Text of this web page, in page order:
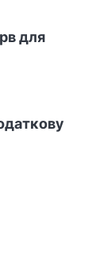
для